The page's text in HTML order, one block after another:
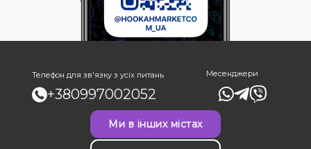
Телефон для зв'язку з усіх питань
+380997002052
Месенджери
Ми в інших містах